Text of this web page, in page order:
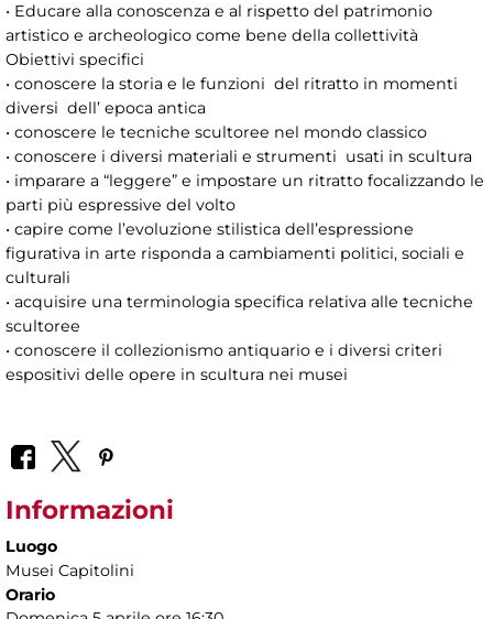
• Educare alla conoscenza e al rispetto del patrimonio
artistico e archeologico come bene della collettività
Obiettivi specifici
• conoscere la storia e le funzioni del ritratto in momenti
diversi dell’ epoca antica
• conoscere le tecniche scultoree nel mondo classico
• conoscere i diversi materiali e strumenti usati in scultura
• imparare a “leggere” e impostare un ritratto focalizzando le
parti più espressive del volto
• capire come l’evoluzione stilistica dell’espressione
figurativa in arte risponda a cambiamenti politici, sociali e
culturali
• acquisire una terminologia specifica relativa alle tecniche
scultoree
• conoscere il collezionismo antiquario e i diversi criteri
espositivi delle opere in scultura nei musei
Informazioni
Luogo
Musei Capitolini
Orario